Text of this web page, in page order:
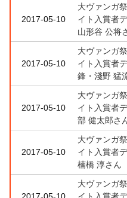
2017-05-10
大ヴァンガ
イト入賞者
山形谷 公将
2017-05-10
大ヴァンガ
イト入賞者
鋒・淺野 猛
2017-05-10
大ヴァンガ
イト入賞者
部 健太郎さ
2017-05-10
大ヴァンガ
イト入賞者
楠橋 淳さん
大ヴァンガ